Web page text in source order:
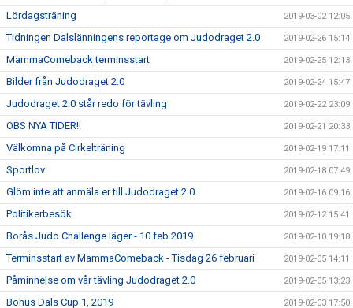
Lördagsträning 2019-03-02 12:05
Tidningen Dalslänningens reportage om Judodraget 2.0 2019-02-26 15:14
MammaComeback terminsstart 2019-02-25 12:13
Bilder från Judodraget 2.0 2019-02-24 15:47
Judodraget 2.0 står redo för tävling 2019-02-22 23:09
OBS NYA TIDER!! 2019-02-21 20:33
Välkomna på Cirkelträning 2019-02-19 17:11
Sportlov 2019-02-18 07:49
Glöm inte att anmäla er till Judodraget 2.0 2019-02-16 09:16
Politikerbesök 2019-02-12 15:41
Borås Judo Challenge läger - 10 feb 2019 2019-02-10 19:18
Terminsstart av MammaComeback - Tisdag 26 februari 2019-02-05 14:11
Påminnelse om vår tävling Judodraget 2.0 2019-02-05 13:23
Bohus Dals Cup 1, 2019 2019-02-03 17:50